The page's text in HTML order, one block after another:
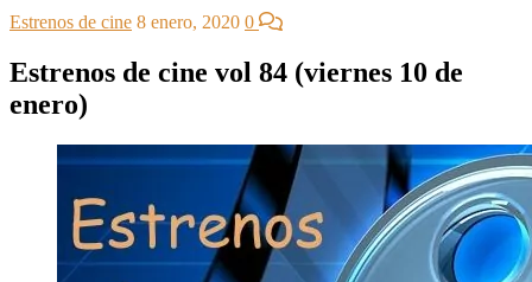
Estrenos de cine 8 enero, 2020 0
Estrenos de cine vol 84 (viernes 10 de
enero)